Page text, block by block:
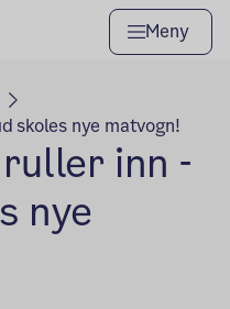
Meny
skoles nye matvogn!
inn -
nye